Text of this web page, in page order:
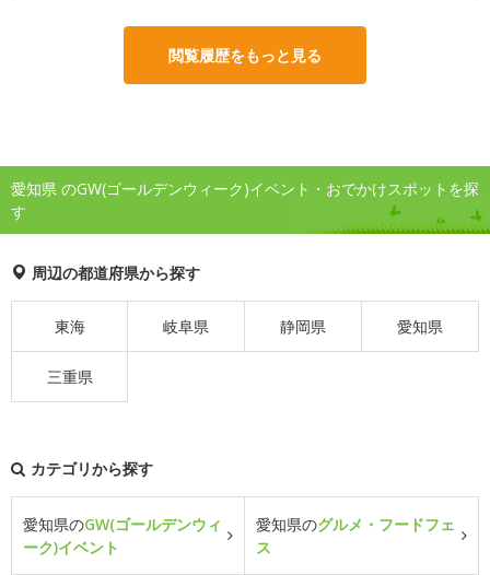
閲覧履歴をもっと見る
愛知県 のGW(ゴールデンウィーク)イベント・おでかけスポットを探
す
周辺の都道府県から探す
東海 岐阜県 静岡県 愛知県
三重県
カテゴリから探す
愛知県のGW(ゴールデンウィ
ーク)イベント
愛知県のグルメ・フードフェ
ス